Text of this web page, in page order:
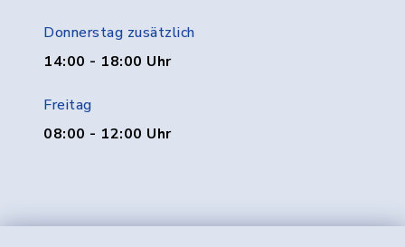
Donnerstag zusätzlich
14:00 - 18:00 Uhr
Freitag
08:00 - 12:00 Uhr